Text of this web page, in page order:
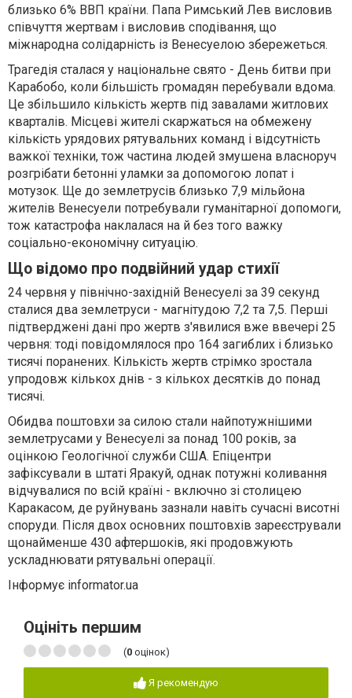
близько 6% ВВП країни. Папа Римський Лев висловив
співчуття жертвам і висловив сподівання, що
міжнародна солідарність із Венесуелою збережеться.
Трагедія сталася у національне свято - День битви при
Карабобо, коли більшість громадян перебували вдома.
Це збільшило кількість жертв під завалами житлових
кварталів. Місцеві жителі скаржаться на обмежену
кількість урядових рятувальних команд і відсутність
важкої техніки, тож частина людей змушена власноруч
розгрібати бетонні уламки за допомогою лопат і
мотузок. Ще до землетрусів близько 7,9 мільйона
жителів Венесуели потребували гуманітарної допомоги,
тож катастрофа наклалася на й без того важку
соціально-економічну ситуацію.
Що відомо про подвійний удар стихії
24 червня у північно-західній Венесуелі за 39 секунд
сталися два землетруси - магнітудою 7,2 та 7,5. Перші
підтверджені дані про жертв з'явилися вже ввечері 25
червня: тоді повідомлялося про 164 загиблих і близько
тисячі поранених. Кількість жертв стрімко зростала
упродовж кількох днів - з кількох десятків до понад
тисячі.
Обидва поштовхи за силою стали найпотужнішими
землетрусами у Венесуелі за понад 100 років, за
оцінкою Геологічної служби США. Епіцентри
зафіксували в штаті Яракуй, однак потужні коливання
відчувалися по всій країні - включно зі столицею
Каракасом, де руйнувань зазнали навіть сучасні висотні
споруди. Після двох основних поштовхів зареєстрували
щонайменше 430 афтершоків, які продовжують
ускладнювати рятувальні операції.
Інформує informator.ua
Оцініть першим
(0 оцінок)
Я рекомендую